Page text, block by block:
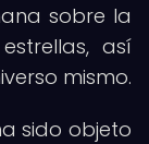
sobre la
así
mismo.
sido objeto